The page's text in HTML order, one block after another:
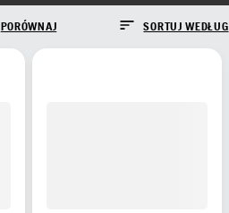
PORÓWNAJ SORTUJ WEDŁUG